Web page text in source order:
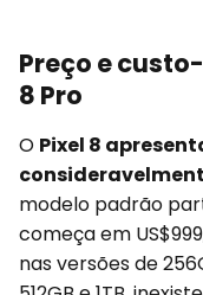
Preço e
8 Pro
O Pixel 8
modelo padrão
começa em
nas versões de